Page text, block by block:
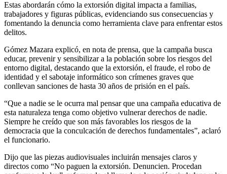
Estas abordarán cómo la extorsión digital impacta a familias,
trabajadores y figuras públicas, evidenciando sus consecuencias y
fomentando la denuncia como herramienta clave para enfrentar estos
delitos.
Gómez Mazara explicó, en nota de prensa, que la campaña busca
educar, prevenir y sensibilizar a la población sobre los riesgos del
entorno digital, destacando que la extorsión, el fraude, el robo de
identidad y el sabotaje informático son crímenes graves que
conllevan sanciones de hasta 30 años de prisión en el país.
“Que a nadie se le ocurra mal pensar que una campaña educativa de
esta naturaleza tenga como objetivo vulnerar derechos de nadie.
Siempre he creído que son más favorables los riesgos de la
democracia que la conculcación de derechos fundamentales”, aclaró
el funcionario.
Dijo que las piezas audiovisuales incluirán mensajes claros y
directos como “No paguen la extorsión. Denuncien. Procedan